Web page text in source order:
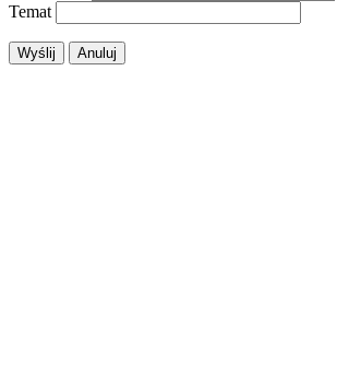
Temat
Wyślij Anuluj